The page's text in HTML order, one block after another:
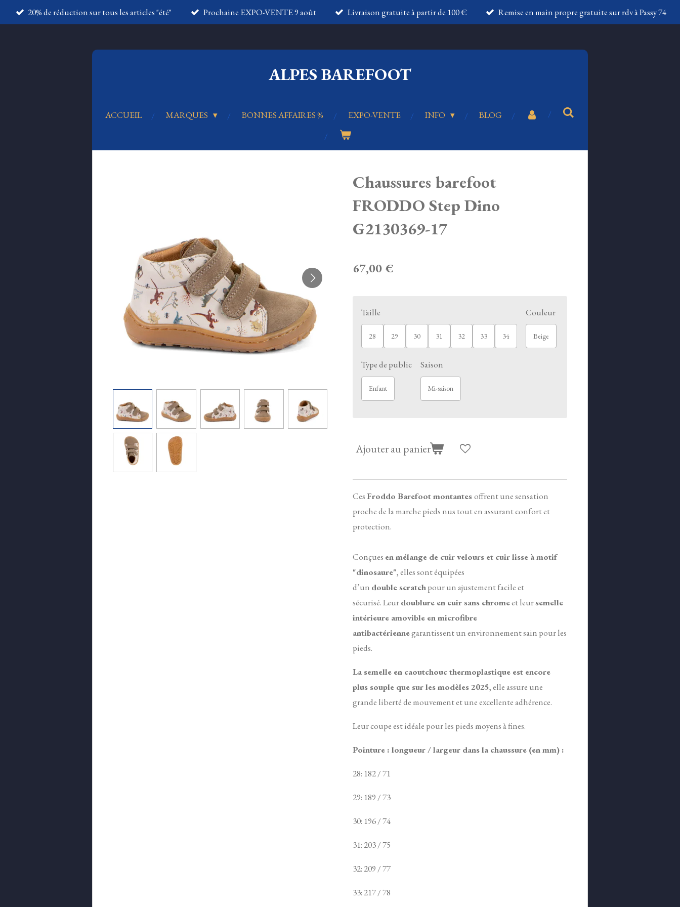
Passer
au
20% de réduction sur tous les articles "été" Prochaine EXPO-VENTE 9 août Livraison gratuite à partir de 100 € Remise en main propre gratuite sur rdv à Passy 74
ALPES BAREFOOT
ACCUEIL MARQUES BONNES AFFAIRES % EXPO-VENTE INFO BLOG
Chaussures barefoot
FRODDO Step Dino
G2130369-17
67,00 €
Taille
28 29 30 31 32 33 34
Couleur
Beige
Type de public
Enfant
Saison
Mi-saison
Ajouter au panier
CesFroddo Barefoot montantesoffrent une sensation
proche de la marche pieds nus tout en assurant confort et
protection.
Conçues en mélange de cuir velours et cuir lisse à motif
"dinosaure", elles sont équipées
d’un double scratchpour un ajustement facile et
sécurisé. Leurdoublure en cuir sans chromeet leursemelle
intérieure amovible en microfibre
antibactériennegarantissent un environnement sain pour les
pieds.
La semelle en caoutchouc thermoplastique est encore
plus souple que sur les modèles 2025, elleassure une
grande liberté de mouvement et une excellente adhérence.
Leur coupe est idéale pour les pieds moyens à fines.
Pointure : longueur / largeur dans la chaussure (en mm) :
28: 182 / 71
29: 189 / 73
30: 196 / 74
31: 203 / 75
32: 209 / 77
33: 217 / 78